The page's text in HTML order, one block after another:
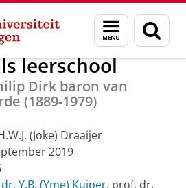
Menu
en
zoeken
PhD Programme
leerschool
Dirk baron van
(1889-1979)
(Joke) Draaijer
2019
Y.B. (Yme) Kuiper, prof. dr.